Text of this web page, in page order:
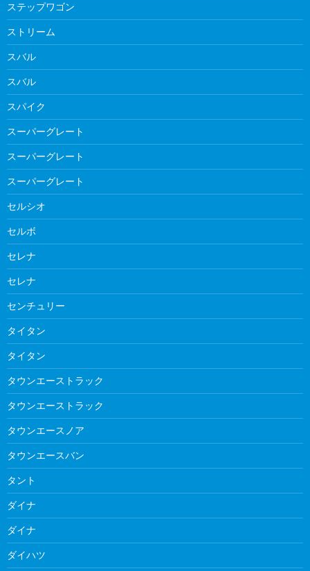
ステップワゴン
ストリーム
スバル
スバル
スパイク
スーパーグレート
スーパーグレート
スーパーグレート
セルシオ
セルボ
セレナ
セレナ
センチュリー
タイタン
タイタン
タウンエーストラック
タウンエーストラック
タウンエースノア
タウンエースバン
タント
ダイナ
ダイナ
ダイハツ